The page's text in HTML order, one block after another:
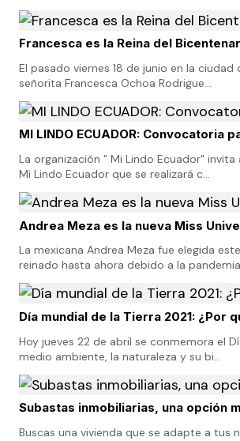
Francesca es la Reina del
El pasado viernes 18 de junio en la
señorita Francesca Ochoa Rodrigue…
MI LINDO ECUADOR:
La organización " Mi Lindo Ecuador"
Mi Lindo Ecuador que se realizará c…
Andrea Meza es la nueva Miss
La mexicana Andrea Meza fue elegida
reinado hasta ahora debido a la
Día mundial de la Tierra 2021: ¿Por
Hoy jueves 22 de abril se conmemora el
medio ambiente, la naturaleza y su bi…
Subastas inmobiliarias, una opción
Buscas una vivienda que se adapte a tus